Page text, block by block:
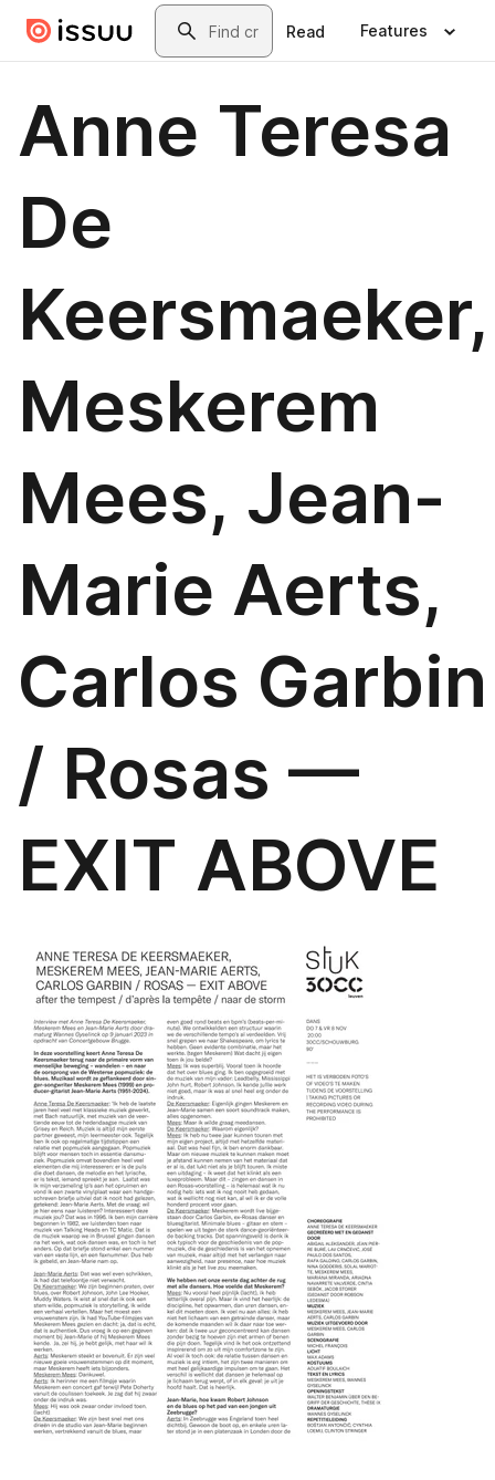
Skip to main contentSearch
Read Features
Anne Teresa
De
Keersmaeker,
Meskerem
Mees, Jean-
Marie Aerts,
Carlos Garbin
/ Rosas —
EXIT ABOVE